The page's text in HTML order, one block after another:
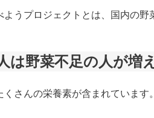
ようプロジェクトとは、国内の野
は野菜不足の人が増
くさんの栄養素が含まれています。